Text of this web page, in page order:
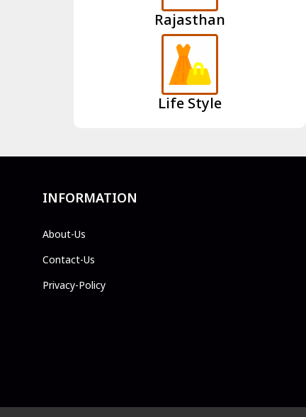
Rajasthan
Life Style
INFORMATION
About-Us
Contact-Us
Privacy-Policy